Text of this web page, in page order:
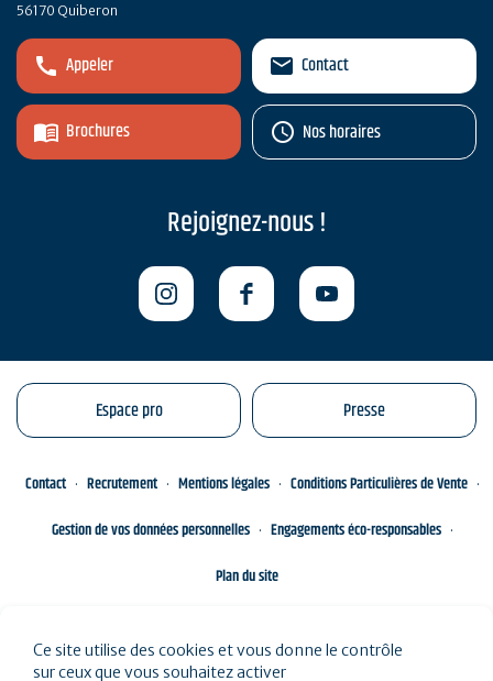
56170 Quiberon
Appeler
Brochures
Contact
Nos horaires
Rejoignez-nous !
Espace pro Presse
Contact Recrutement Mentions légales
Conditions Particulières de Vente
Gestion de vos données personnelles
Engagements éco-responsables
Plan du site
Ce site utilise des cookies et vous donne le contrôle
sur ceux que vous souhaitez activer